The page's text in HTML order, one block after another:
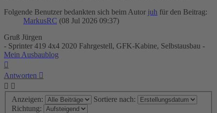
Folgende Benutzer bedankten sich beim Autor juh für den Beitrag:
MarkusRC (08 Jul 2026 09:37)
Gruß Jürgen
- Sprinter 419 4x4 2020 Fahrgestell, GFK-Kabine, Selbstausbau -
Mein Ausbaublog
Antworten
Anzeigen:
Sortiere nach:
Richtung: